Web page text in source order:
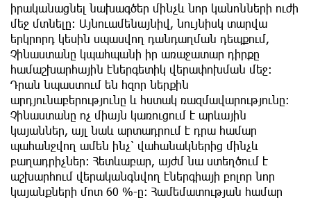
իրականացնել նախագծեր մինչև նոր կանոնների ուժի
մեջ մտնելը: Այնուամենայնիվ, նույնիսկ տարվա
երկրորդ կեսին սպասվող դանդաղման դեպքում,
Չինաստանը կպահպանի իր առաջատար դիրքը
համաշխարհային էներգետիկ վերափոխման մեջ։
Դրան նպաստում են հզոր ներքին
արդյունաբերությունը և հստակ ռազմավարությունը:
Չինաստանը ոչ միայն կառուցում է արևային
կայաններ, այլ նաև արտադրում է դրա համար
պահանջվող ամեն ինչ՝ վահանակներից մինչև
բաղադրիչներ: Հետևաբար, այժմ նա ​​ստեղծում է
աշխարհում վերականգնվող էներգիայի բոլոր նոր
կայանքների մոտ 60 %-ը: Համեմատության համար